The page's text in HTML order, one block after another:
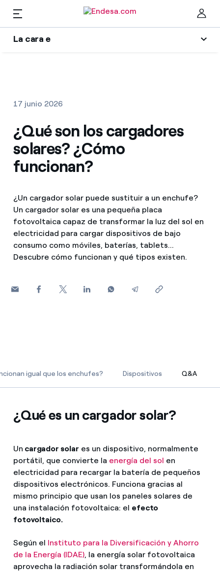
La cara e
Autores
Blog de Endesa
Music Lover
La era de la electrificación
Una respuesta
El legado que seremos
Hogares
Encuentra la tarifa que más te conviene
Por cada kWh que ahorres, te descontamos otro
¿Cómo ver mis facturas de Endesa?
¿Cómo cambiar el titular del contrato?
Servicios
Movilidad
Solar
Climatización
Estafas telefónicas
17 junio 2026
¿Qué son los cargadores
solares? ¿Cómo
funcionan?
¿Un cargador solar puede sustituir a un enchufe?
Un cargador solar es una pequeña placa
fotovoltaica capaz de transformar la luz del sol en
electricidad para cargar dispositivos de bajo
consumo como móviles, baterías, tablets...
Descubre cómo funcionan y qué tipos existen.
igual que los enchufes? Dispositivos Q&A
Q&A
¿Qué es un cargador solar?
Un cargador solar es un dispositivo, normalmente
portátil, que convierte la energía del sol en
electricidad para recargar la batería de pequeños
dispositivos electrónicos. Funciona gracias al
mismo principio que usan los paneles solares de
una instalación fotovoltaica: el efecto
fotovoltaico.
Según el Instituto para la Diversificación y Ahorro
de la Energía (IDAE), la energía solar fotovoltaica
aprovecha la radiación solar transformándola en